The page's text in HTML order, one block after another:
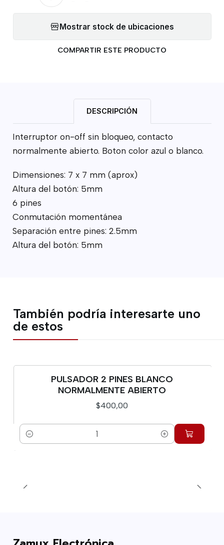
Mostrar stock de ubicaciones
COMPARTIR ESTE PRODUCTO
DESCRIPCIÓN
Interruptor on-off sin bloqueo, contacto
normalmente abierto. Boton color azul o blanco.
Dimensiones: 7 x 7 mm (aprox)
Altura del botón: 5mm
6 pines
Conmutación momentánea
Separación entre pines: 2.5mm
Altura del botón: 5mm
También podría interesarte uno
de estos
PULSADOR 2 PINES BLANCO
NORMALMENTE ABIERTO
$400,00
Cantidad